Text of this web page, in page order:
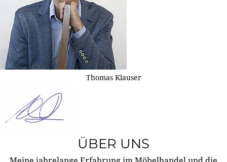
Thomas Klauser
ÜBER UNS